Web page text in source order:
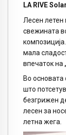
LA RIVE
Лесен летен
свежината
мала
впечаток на
Во
што
безгрижен
лесен за
летна жега.